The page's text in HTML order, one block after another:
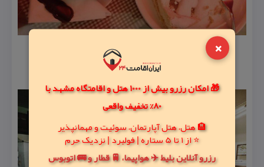
×
🎁 امکان رزرو بیش از 1000 هتل و اقامتگاه مشهد با
80% تخفیف واقعی
🏨 هتل، هتل آپارتمان، سوئیت و مهمانپذیر
⭐ از 1 تا 5 ستاره | فولبرد | نزدیک حرم
رزرو آنلاین بلیط ✈️ هواپیما، 🚆 قطار و 🚌 اتوبوس